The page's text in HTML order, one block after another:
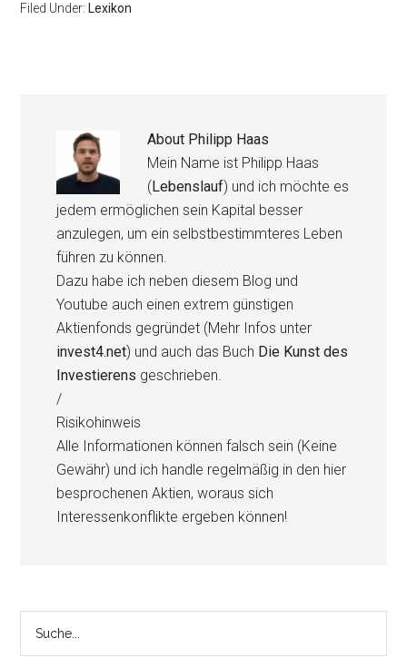
Filed Under: Lexikon
About Philipp Haas
Mein Name ist Philipp Haas
(Lebenslauf) und ich möchte es
jedem ermöglichen sein Kapital besser
anzulegen, um ein selbstbestimmteres Leben
führen zu können.
Dazu habe ich neben diesem Blog und
Youtube auch einen extrem günstigen
Aktienfonds gegründet (Mehr Infos unter
invest4.net) und auch das Buch Die Kunst des
Investierens geschrieben.
/
Risikohinweis
Alle Informationen können falsch sein (Keine
Gewähr) und ich handle regelmäßig in den hier
besprochenen Aktien, woraus sich
Interessenkonflikte ergeben können!